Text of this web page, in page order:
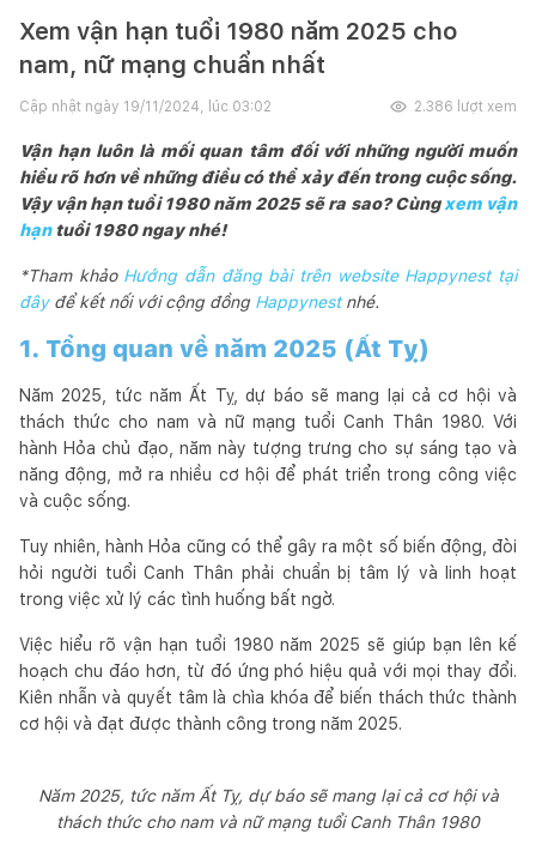
Xem vận hạn tuổi 1980 năm 2025 cho
nam, nữ mạng chuẩn nhất
Cập nhật ngày 19/11/2024, lúc 03:02 2.386 lượt xem
Vận hạn luôn là mối quan tâm đối với những người muốn
hiểu rõ hơn về những điều có thể xảy đến trong cuộc sống.
Vậy vận hạn tuổi 1980 năm 2025 sẽ ra sao? Cùngxem vận
hạntuổi 1980 ngay nhé!
*Tham khảo Hướng dẫn đăng bài trên website Happynest tại
đâyđể kết nối với cộng đồng Happynest nhé.
1. Tổng quan về năm 2025 (Ất Tỵ)
Năm 2025, tức năm Ất Tỵ, dự báo sẽ mang lại cả cơ hội và
thách thức cho nam và nữ mạng tuổi Canh Thân 1980. Với
hành Hỏa chủ đạo, năm này tượng trưng cho sự sáng tạo và
năng động, mở ra nhiều cơ hội để phát triển trong công việc
và cuộc sống.
Tuy nhiên, hành Hỏa cũng có thể gây ra một số biến động, đòi
hỏi người tuổi Canh Thân phải chuẩn bị tâm lý và linh hoạt
trong việc xử lý các tình huống bất ngờ.
Việc hiểu rõ vận hạn tuổi 1980 năm 2025 sẽ giúp bạn lên kế
hoạch chu đáo hơn, từ đó ứng phó hiệu quả với mọi thay đổi.
Kiên nhẫn và quyết tâm là chìa khóa để biến thách thức thành
cơ hội và đạt được thành công trong năm 2025.
Năm 2025, tức năm Ất Tỵ, dự báo sẽ mang lại cả cơ hội và
thách thức cho nam và nữ mạng tuổi Canh Thân 1980